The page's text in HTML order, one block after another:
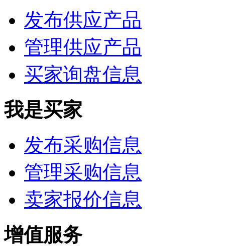
发布供应产品
管理供应产品
买家询盘信息
我是买家
发布采购信息
管理采购信息
卖家报价信息
增值服务